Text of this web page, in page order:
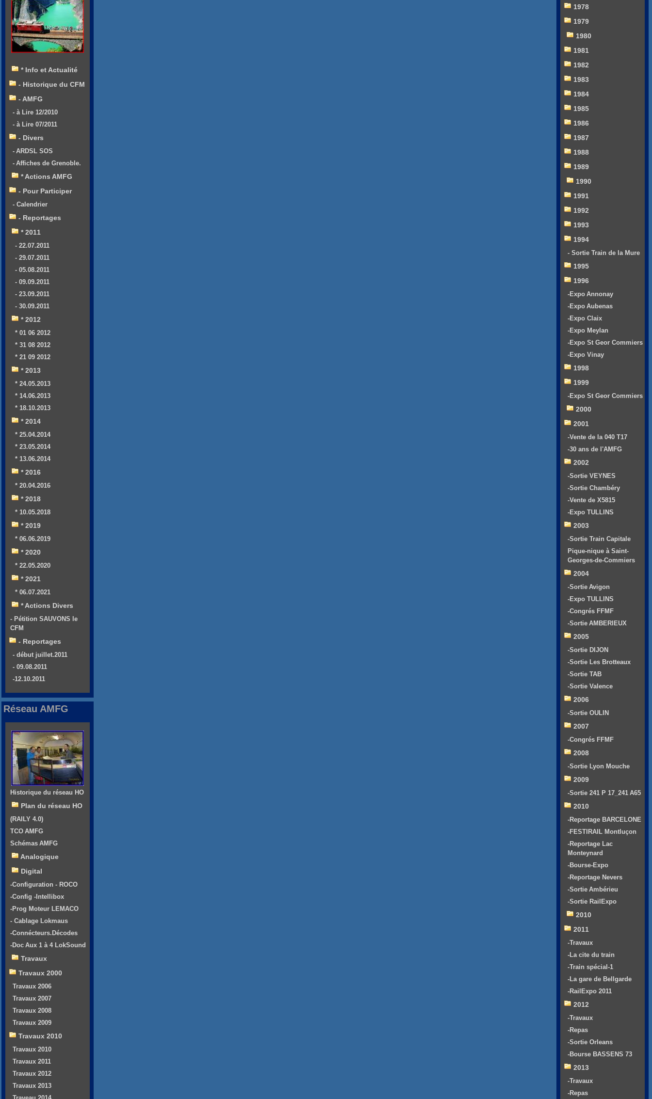
* Info et Actualité
- Historique du CFM
- AMFG
- à Lire 12/2010
- à Lire 07/2011
- Divers
- ARDSL SOS
- Affiches de Grenoble.
* Actions AMFG
- Pour Participer
- Calendrier
- Reportages
* 2011
- 22.07.2011
- 29.07.2011
- 05.08.2011
- 09.09.2011
- 23.09.2011
- 30.09.2011
* 2012
* 01 06 2012
* 31 08 2012
* 21 09 2012
* 2013
* 24.05.2013
* 14.06.2013
* 18.10.2013
* 2014
* 25.04.2014
* 23.05.2014
* 13.06.2014
* 2016
* 20.04.2016
* 2018
* 10.05.2018
* 2019
* 06.06.2019
* 2020
* 22.05.2020
* 2021
* 06.07.2021
* Actions Divers
- Pétition SAUVONS le
CFM
- Reportages
- début juillet.2011
- 09.08.2011
-12.10.2011
Réseau AMFG
Historique du réseau HO
Plan du réseau HO
(RAILY 4.0)
TCO AMFG
Schémas AMFG
Analogique
Digital
-Configuration - ROCO
-Config -Intellibox
-Prog Moteur LEMACO
- Cablage Lokmaus
-Connécteurs.Décodes
-Doc Aux 1 à 4 LokSound
Travaux
Travaux 2000
Travaux 2006
Travaux 2007
Travaux 2008
Travaux 2009
Travaux 2010
Travaux 2010
Travaux 2011
Travaux 2012
Travaux 2013
1978
1979
1980
1981
1982
1983
1984
1985
1986
1987
1988
1989
1990
1991
1992
1993
1994
- Sortie Train de la Mure
1995
1996
-Expo Annonay
-Expo Aubenas
-Expo Claix
-Expo Meylan
-Expo St Geor Commiers
-Expo Vinay
1998
1999
-Expo St Geor Commiers
2000
2001
-Vente de la 040 T17
-30 ans de l'AMFG
2002
-Sortie VEYNES
-Sortie Chambéry
-Vente de X5815
-Expo TULLINS
2003
-Sortie Train Capitale
Pique-nique à Saint-
Georges-de-Commiers
2004
-Sortie Avigon
-Expo TULLINS
-Congrés FFMF
-Sortie AMBERIEUX
2005
-Sortie DIJON
-Sortie Les Brotteaux
-Sortie TAB
-Sortie Valence
2006
-Sortie OULIN
2007
-Congrés FFMF
2008
-Sortie Lyon Mouche
2009
-Sortie 241 P 17_241 A65
2010
-Reportage BARCELONE
-FESTIRAIL Montluçon
-Reportage Lac
Monteynard
-Bourse-Expo
-Reportage Nevers
-Sortie Ambérieu
-Sortie RailExpo
2010
2011
-Travaux
-La cite du train
-Train spécial-1
-La gare de Bellgarde
-RailExpo 2011
2012
-Travaux
-Repas
-Sortie Orleans
-Bourse BASSENS 73
2013
-Travaux
-Repas